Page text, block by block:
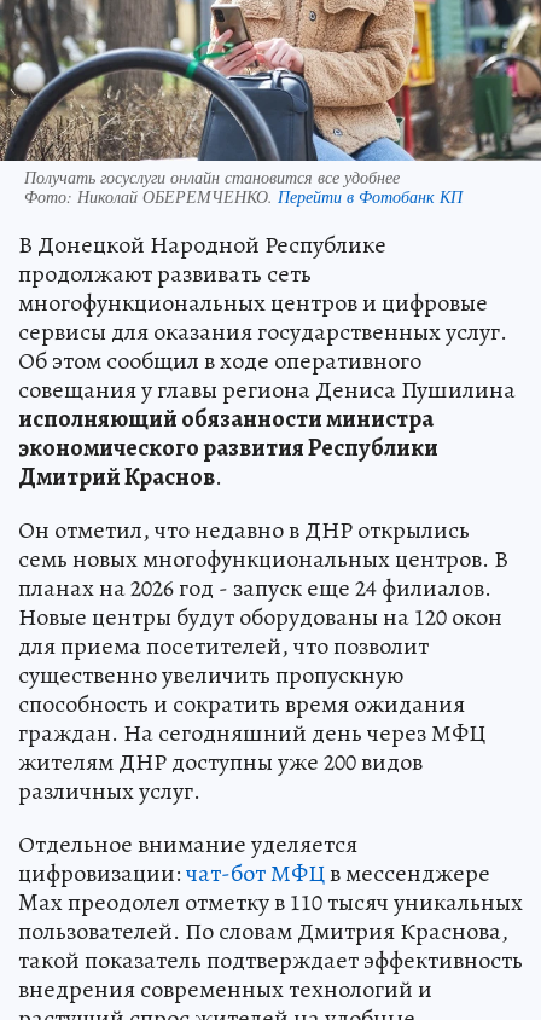
Получать госуслуги онлайн становится все удобнее
Фото: Николай ОБЕРЕМЧЕНКО. Перейти в Фотобанк КП
В Донецкой Народной Республике
продолжают развивать сеть
многофункциональных центров и цифровые
сервисы для оказания государственных услуг.
Об этом сообщил в ходе оперативного
совещания у главы региона Дениса Пушилина
исполняющий обязанности министра
экономического развития Республики
Дмитрий Краснов.
Он отметил, что недавно в ДНР открылись
семь новых многофункциональных центров. В
планах на 2026 год - запуск еще 24 филиалов.
Новые центры будут оборудованы на 120 окон
для приема посетителей, что позволит
существенно увеличить пропускную
способность и сократить время ожидания
граждан. На сегодняшний день через МФЦ
жителям ДНР доступны уже 200 видов
различных услуг.
Отдельное внимание уделяется
цифровизации:чат-бот МФЦв мессенджере
Max преодолел отметку в 110 тысяч уникальных
пользователей. По словам Дмитрия Краснова,
такой показатель подтверждает эффективность
внедрения современных технологий и